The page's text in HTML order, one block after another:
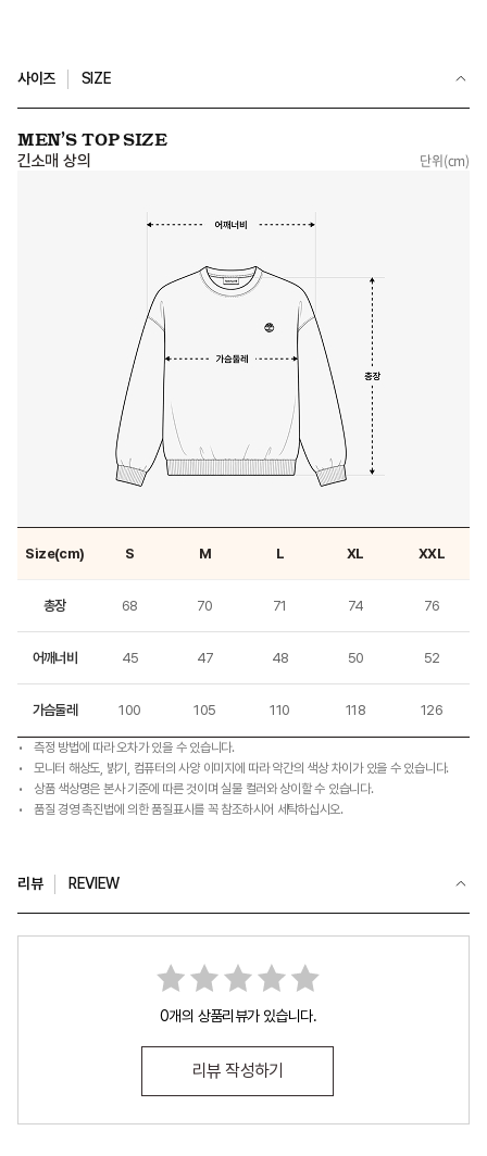
사이즈 SIZE
MEN’S TOP SIZE
긴소매 상의
단위(cm)
Size(cm) S M L XL XXL
총장 68 70 71 74 76
어깨너비 45 47 48 50 52
가슴둘레 100 105 110 118 126
측정 방법에 따라 오차가 있을 수 있습니다.
모니터 해상도, 밝기, 컴퓨터의 사양 이미지에 따라 약간의 색상 차이가 있을 수 있습니다.
상품 색상명은 본사 기준에 따른 것이며 실물 컬러와 상이할 수 있습니다.
품질 경영 촉진법에 의한 품질표시를 꼭 참조하시어 세탁하십시오.
리뷰 REVIEW
0개의 상품리뷰가 있습니다.
리뷰 작성하기